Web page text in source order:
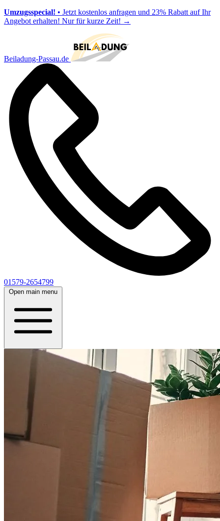
Umzugsspecial! • Jetzt kostenlos anfragen und 23% Rabatt auf Ihr
Angebot erhalten! Nur für kurze Zeit! →
Beiladung-Passau.de
01579-2654799
Open main menu